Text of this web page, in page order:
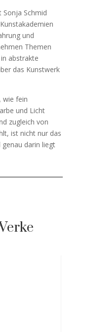
Sonja Schmid
und
Themen
abstrakte
das Kunstwerk
wie fein
und Licht
zugleich von
ist nicht nur das
genau darin liegt